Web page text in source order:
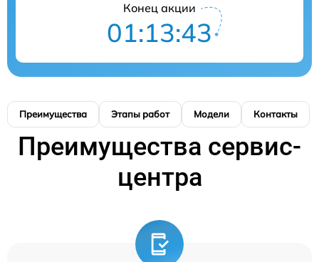
Конец акции
01:13:43
Преимущества Этапы работ Модели Контакты
Преимущества сервис-
центра